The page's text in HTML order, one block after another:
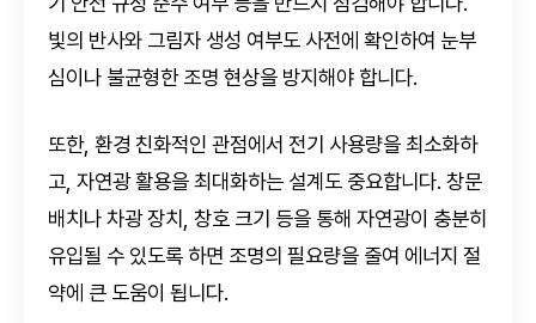
빛의 반사와 그림자 생성 여부도 사전에 확인하여 눈부
심이나 불균형한 조명 현상을 방지해야 합니다.
또한, 환경 친화적인 관점에서 전기 사용량을 최소화하
고, 자연광 활용을 최대화하는 설계도 중요합니다. 창문
배치나 차광 장치, 창호 크기 등을 통해 자연광이 충분히
유입될 수 있도록 하면 조명의 필요량을 줄여 에너지 절
약에 큰 도움이 됩니다.